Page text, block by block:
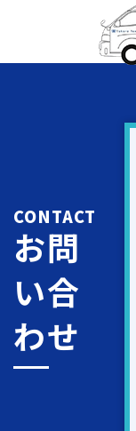
CONTACT
お問
い合
わせ